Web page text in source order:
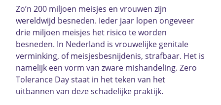
Zo’n 200 miljoen meisjes en vrouwen zijn
wereldwijd besneden. Ieder jaar lopen ongeveer
drie miljoen meisjes het risico te worden
besneden. In Nederland is vrouwelijke genitale
verminking, of meisjesbesnijdenis, strafbaar. Het is
namelijk een vorm van zware mishandeling. Zero
Tolerance Day staat in het teken van het
uitbannen van deze schadelijke praktijk.